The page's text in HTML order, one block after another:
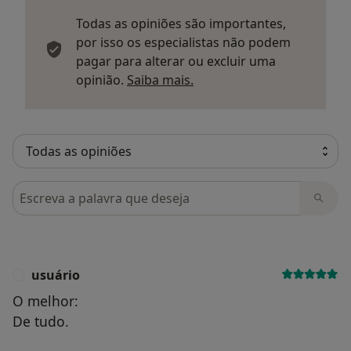
Todas as opiniões são importantes,
por isso os especialistas não podem
pagar para alterar ou excluir uma
opinião. Saiba mais.
Pesquisar em opiniões
usuário
O melhor:
De tudo.